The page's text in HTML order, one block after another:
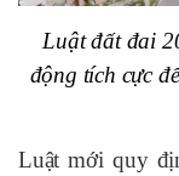
Luật đất đai
động tích cực
Luật mới quy